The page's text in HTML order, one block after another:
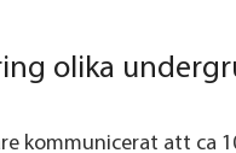
olika
kommunicerat att ca